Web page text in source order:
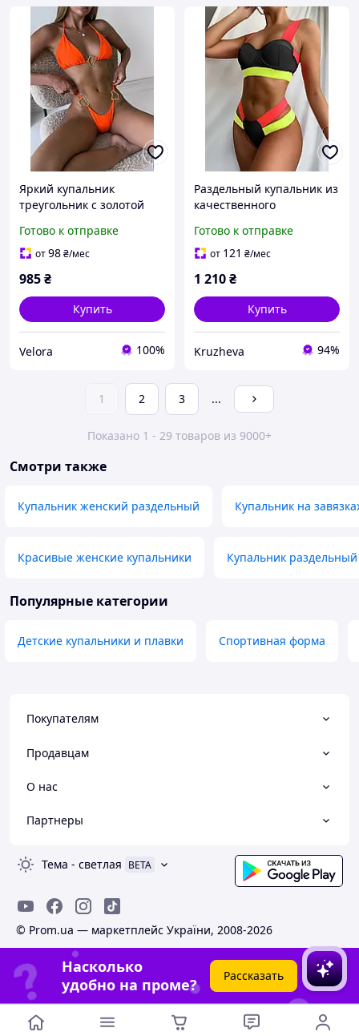
Яркий купальник
треугольник с золотой
| Купальник раздельный
с треугольной чашкой
Готово к отправке
от98₴/мес
985₴
Купить
Velora 100%
Раздельный купальник из
качественного
эластана на пушапе с
косточками. Раздельный
Готово к отправке
от 121 ₴/мес
1 210₴
Купить
Kruzheva 94%
1 2 3 ...
Показано 1 - 29 товаров из 9000+
Смотри также
Купальник женский раздельный Купальник на
Красивые женские купальники Купальник
Популярные категории
Детские купальники и плавки Спортивная форма
Покупателям
Продавцам
О нас
Партнеры
Тема - светлая BETA
© Prom.ua — маркетплейс України, 2008-2026
Насколько
удобно на проме?
Рассказать